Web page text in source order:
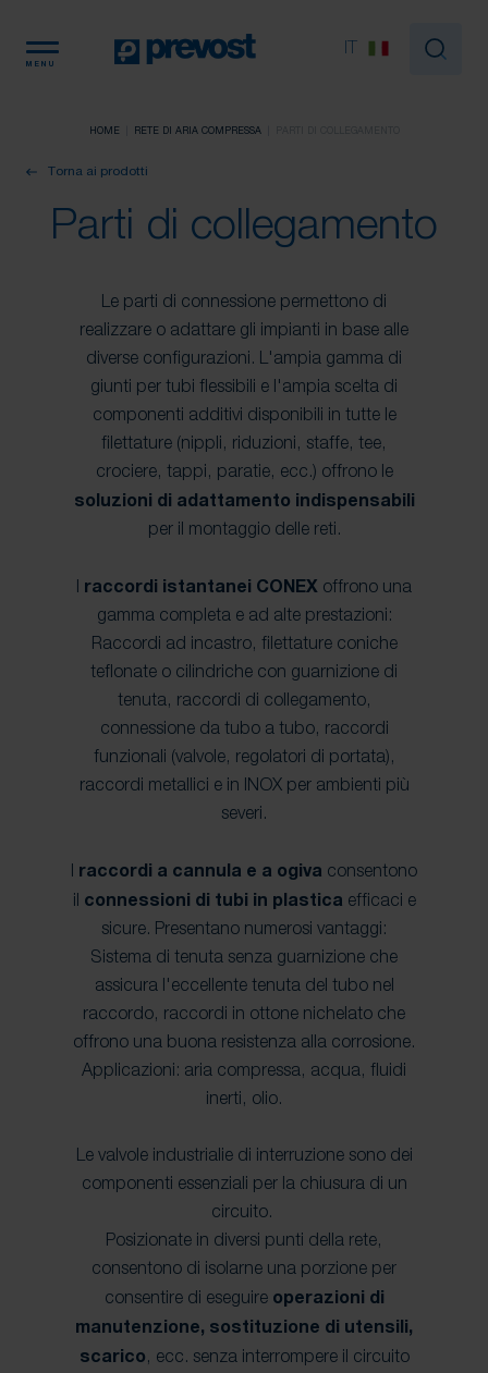
MENU
IT
HOME RETE DI ARIA COMPRESSA
Torna ai prodotti
Parti di collegamento
Le parti di connessione permettono di
realizzare o adattare gli impianti in base alle
diverse configurazioni. L'ampia gamma di
giunti per tubi flessibili e l'ampia scelta di
componenti additivi disponibili in tutte le
filettature (nippli, riduzioni, staffe, tee,
crociere, tappi, paratie, ecc.) offrono le
soluzioni di adattamento indispensabili
per il montaggio delle reti.
I raccordi istantanei CONEX offrono una
gamma completa e ad alte prestazioni:
Raccordi ad incastro, filettature coniche
teflonate o cilindriche con guarnizione di
tenuta, raccordi di collegamento,
connessione da tubo a tubo, raccordi
funzionali (valvole, regolatori di portata),
raccordi metallici e in INOX per ambienti più
severi.
I raccordi a cannula e a ogiva consentono
il connessioni di tubi in plastica efficaci e
sicure. Presentano numerosi vantaggi:
Sistema di tenuta senza guarnizione che
assicura l'eccellente tenuta del tubo nel
raccordo, raccordi in ottone nichelato che
offrono una buona resistenza alla corrosione.
Applicazioni: aria compressa, acqua, fluidi
inerti, olio.
Le valvole industrialie di interruzione sono dei
componenti essenziali per la chiusura di un
circuito.
Posizionate in diversi punti della rete,
consentono di isolarne una porzione per
consentire di eseguire operazioni di
manutenzione, sostituzione di utensili,
scarico , ecc. senza interrompere il circuito